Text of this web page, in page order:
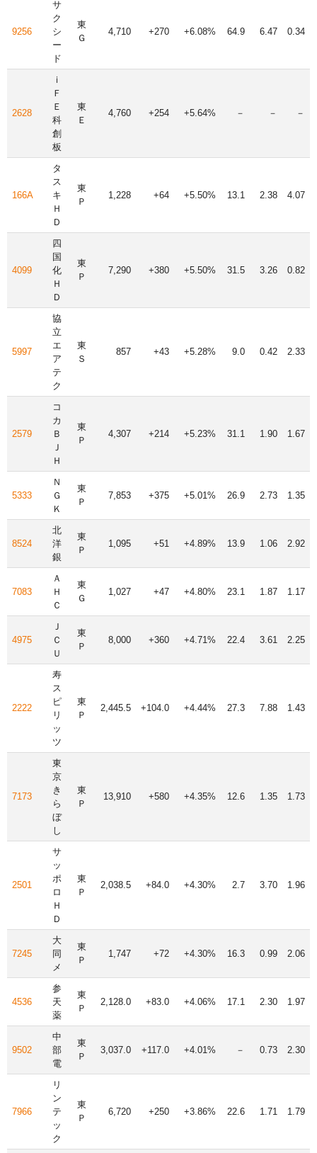
9256
サ
ク
シ
ー
ド
東
Ｇ
4,710 +270 +6.08% 64.9 6.47 0.34
2628
ｉ
Ｆ
Ｅ
科
創
板
東
Ｅ
4,760 +254 +5.64% － － －
166A
タ
ス
キ
Ｈ
Ｄ
東
Ｐ
1,228 +64 +5.50% 13.1 2.38 4.07
4099
四
国
化
Ｈ
Ｄ
東
Ｐ
7,290 +380 +5.50% 31.5 3.26 0.82
5997
協
立
エ
ア
テ
ク
東
Ｓ
857 +43 +5.28% 9.0 0.42 2.33
2579
コ
カ
Ｂ
Ｊ
Ｈ
東
Ｐ
4,307 +214 +5.23% 31.1 1.90 1.67
5333
Ｎ
Ｇ
Ｋ
東
Ｐ
7,853 +375 +5.01% 26.9 2.73 1.35
8524
北
洋
銀
東
Ｐ
1,095 +51 +4.89% 13.9 1.06 2.92
7083
Ａ
Ｈ
Ｃ
東
Ｇ
1,027 +47 +4.80% 23.1 1.87 1.17
4975
Ｊ
Ｃ
Ｕ
東
Ｐ
8,000 +360 +4.71% 22.4 3.61 2.25
2222
寿
ス
ピ
リ
ッ
ツ
東
Ｐ
2,445.5 +104.0 +4.44% 27.3 7.88 1.43
7173
東
京
き
ら
ぼ
し
東
Ｐ
13,910 +580 +4.35% 12.6 1.35 1.73
2501
サ
ッ
ポ
ロ
Ｈ
Ｄ
東
Ｐ
2,038.5 +84.0 +4.30% 2.7 3.70 1.96
7245
大
同
メ
東
Ｐ
1,747 +72 +4.30% 16.3 0.99 2.06
4536
参
天
薬
東
Ｐ
2,128.0 +83.0 +4.06% 17.1 2.30 1.97
9502
中
部
電
東
Ｐ
3,037.0 +117.0 +4.01% － 0.73 2.30
7966
リ
ン
テ
ッ
ク
東
Ｐ
6,720 +250 +3.86% 22.6 1.71 1.79